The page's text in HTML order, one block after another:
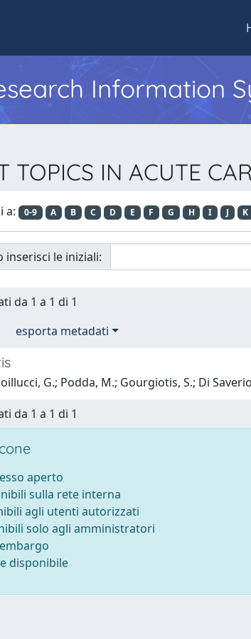
Information
IN ACUTE
a: 0-9 A B C D E F G H I J K
inserisci le iniziali:
da 1 a 1 di 1
esporta metadati
G.; Podda, M.; Gourgiotis, S.; Di
da 1 a 1 di 1
aperto
sulla rete interna
agli utenti autorizzati
solo agli amministratori
disponibile